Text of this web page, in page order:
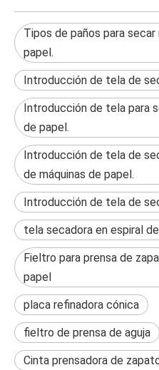
Tipos de paños para secar
papel.
Introducción de tela de
Introducción de tela para
de papel.
Introducción de tela de
de máquinas de papel.
Introducción de tela de
tela secadora en espiral
Fieltro para prensa de
papel
placa refinadora cónica
fieltro de prensa de aguja
Cinta prensadora de